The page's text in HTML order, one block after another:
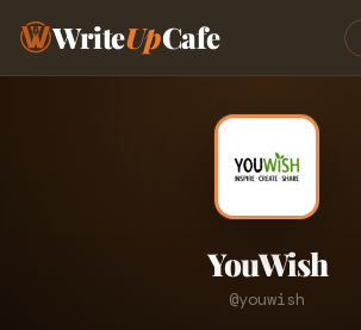
WriteUpCafe
YouWish
@youwish